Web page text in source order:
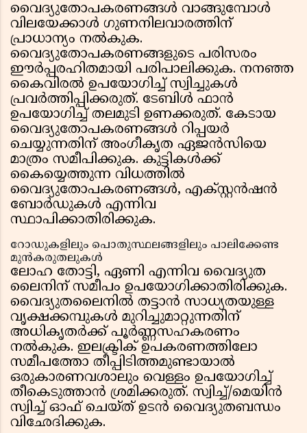
വൈദ്യുതോപകരണങ്ങൾ വാങ്ങുമ്പോൾ
വിലയേക്കാൾ ഗുണനിലവാരത്തിന്
പ്രാധാന്യം നൽകുക.
വൈദ്യുതോപകരണങ്ങളുടെ പരിസരം
ഈർപ്പരഹിതമായി പരിപാലിക്കുക. നനഞ്ഞ
കൈവിരൽ ഉപയോഗിച്ച് സ്വിച്ചുകൾ
പ്രവർത്തിപ്പിക്കരുത്. ടേബിൾ ഫാൻ
ഉപയോഗിച്ച് തലമുടി ഉണക്കരുത്. കേടായ
വൈദ്യുതോപകരണങ്ങൾ റിപ്പയർ
ചെയ്യുന്നതിന് അംഗീകൃത ഏജൻസിയെ
മാത്രം സമീപിക്കുക. കുട്ടികൾക്ക്
കൈയ്യെത്തുന്ന വിധത്തിൽ
വൈദ്യുതോപകരണങ്ങൾ, എക്സ്റ്റൻഷൻ
ബോർഡുകൾ എന്നിവ
സ്ഥാപിക്കാതിരിക്കുക.
റോഡുകളിലും പൊതുസ്ഥലങ്ങളിലും പാലിക്കേണ്ട
മുൻകരുതലുകൾ
ലോഹ തോട്ടി, ഏണി എന്നിവ വൈദ്യുത
ലൈനിന് സമീപം ഉപയോഗിക്കാതിരിക്കുക.
വൈദ്യുതലൈനിൽ തട്ടാൻ സാധ്യതയുള്ള
വൃക്ഷക്കമ്പുകൾ മുറിച്ചുമാറ്റുന്നതിന്
അധികൃതർക്ക് പൂർണ്ണസഹകരണം
നൽകുക. ഇലക്ട്രിക് ഉപകരണത്തിലോ
സമീപത്തോ തീപ്പിടിത്തമുണ്ടായാൽ
ഒരുകാരണവശാലും വെള്ളം ഉപയോഗിച്ച്
തീകെടുത്താൻ ശ്രമിക്കരുത്. സ്വിച്ച്/മെയിൻ
സ്വിച്ച് ഓഫ് ചെയ്ത് ഉടൻ വൈദ്യുതബന്ധം
വിഛേദിക്കുക.